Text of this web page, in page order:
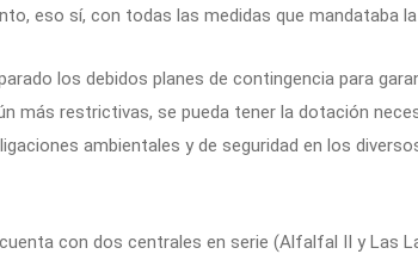
eso sí, con todas las medidas que mandataba
los debidos planes de contingencia para
más restrictivas, se pueda tener la dotación
ambientales y de seguridad en los
con dos centrales en serie (Alfalfal II y Las